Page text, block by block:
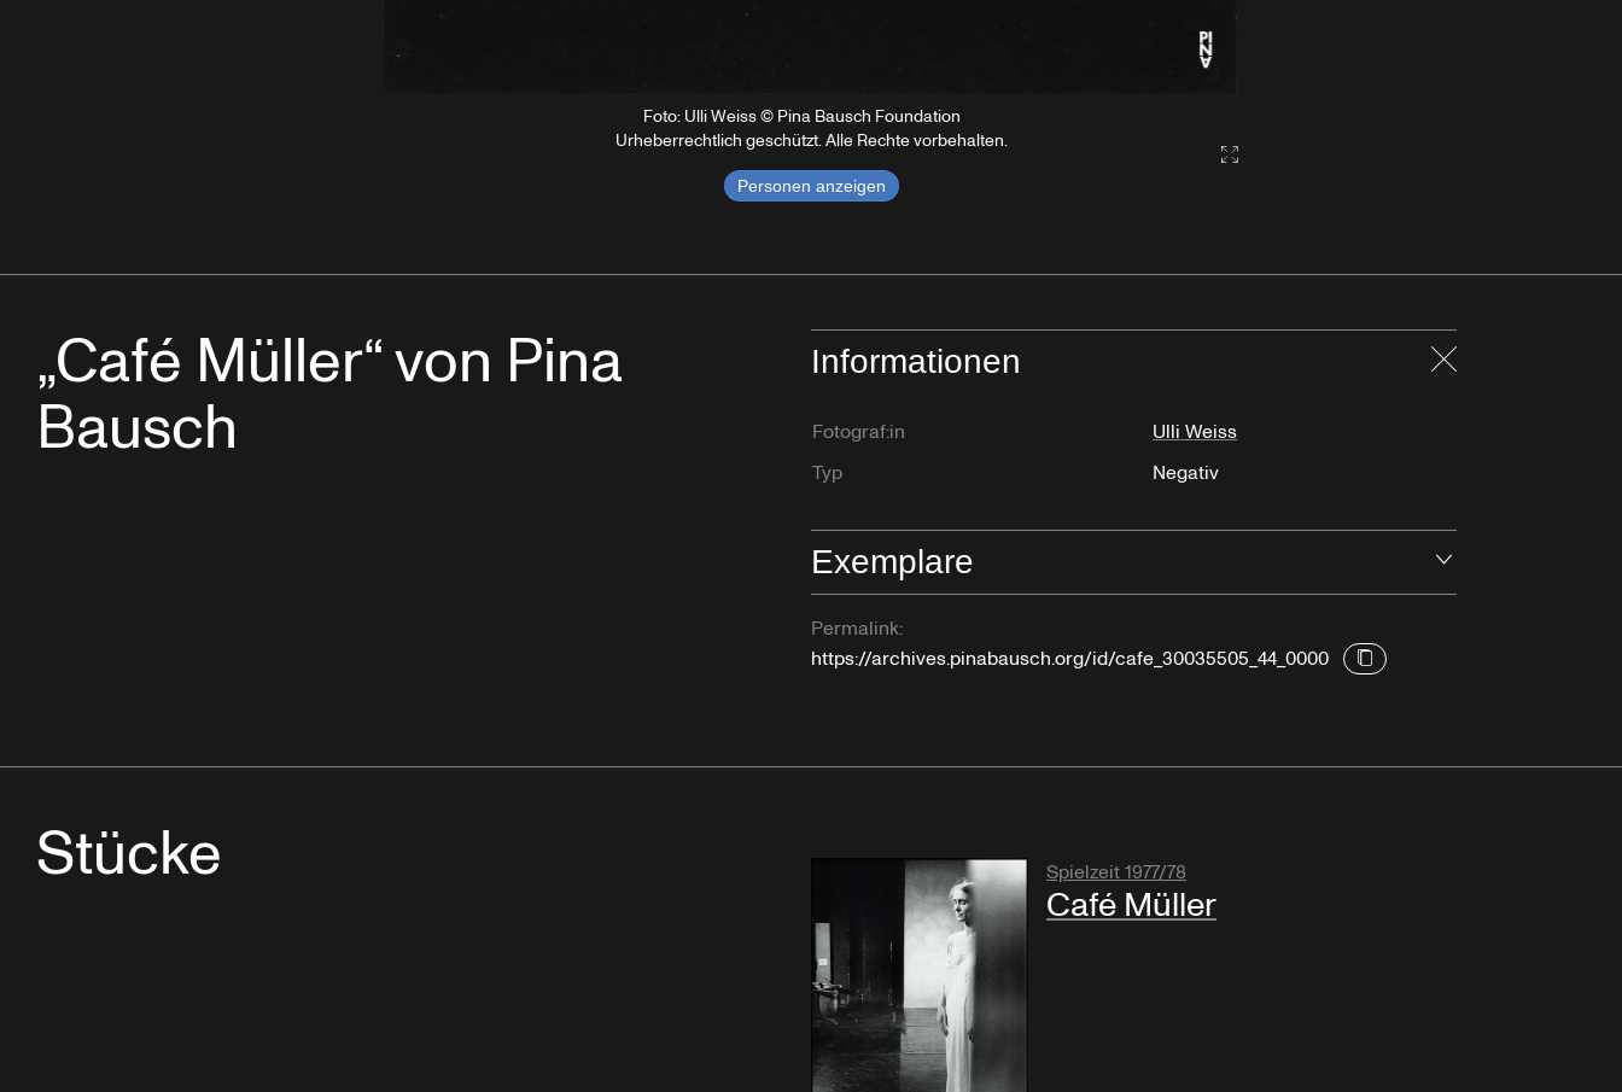
Foto: Ulli Weiss © Pina Bausch Foundation
Urheberrechtlich geschützt. Alle Rechte vorbehalten.
Personen anzeigen
Gallery2:fullscreen
„Café Müller“ von Pina
Bausch
Informationen
Fotograf:in
Ulli Weiss
Typ
Negativ
Exemplare
Permalink:
https://archives.pinabausch.org/id/cafe_30035505_44_0000
Stücke Spielzeit 1977/78
Café Müller